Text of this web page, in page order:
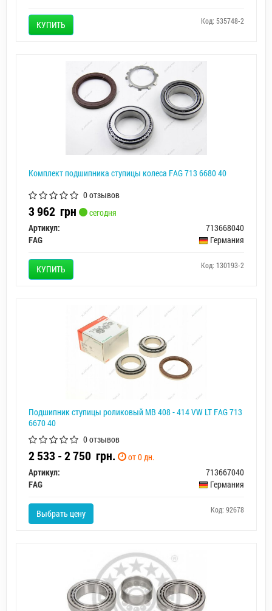
КУПИТЬ Код: 535748-2
Комплект подшипника ступицы колеса FAG 713 6680 40
0 отзывов
3 962 грн
сегодня
Артикул:
713668040
FAG
Германия
КУПИТЬ Код: 130193-2
Подшипник ступицы роликовый MB 408 - 414 VW LT FAG 713
6670 40
0 отзывов
2 533 - 2 750 грн.
от 0 дн.
Артикул:
713667040
FAG
Германия
Выбрать цену Код: 92678